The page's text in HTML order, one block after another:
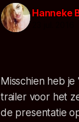
Hanneke
Misschien heb
trailer voor het
de presentatie